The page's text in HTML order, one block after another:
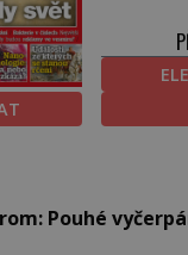
Pouhé